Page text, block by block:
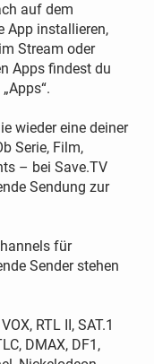
auf dem
App installieren,
Stream oder
Apps findest du
wieder eine deiner
Serie, Film,
– bei Save.TV
Sendung zur
für
Sender stehen
RTL II, SAT.1
DMAX, DF1,